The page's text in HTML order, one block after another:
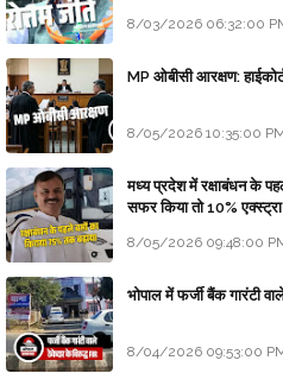
8/03/2026 06:32:00
MP ओबीसी आरक्षण:
8/05/2026 10:35:00
मध्य प्रदेश में रक्षाबंधन के
सफर किया तो 10% एक्स्ट्रा
8/05/2026 09:48:00
भोपाल में फर्जी बैंक गारंटी
8/04/2026 09:53:00